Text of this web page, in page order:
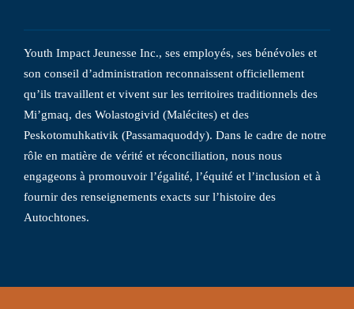
Youth Impact Jeunesse Inc., ses employés, ses bénévoles et
son conseil d’administration reconnaissent officiellement
qu’ils travaillent et vivent sur les territoires traditionnels des
Mi’gmaq, des Wolastogivid (Malécites) et des
Peskotomuhkativik (Passamaquoddy). Dans le cadre de notre
rôle en matière de vérité et réconciliation, nous nous
engageons à promouvoir l’égalité, l’équité et l’inclusion et à
fournir des renseignements exacts sur l’histoire des
Autochtones.